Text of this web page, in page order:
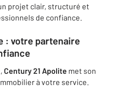
projet clair, structuré et
de confiance.
: votre partenaire
Century 21 Apolite met son
à votre service.